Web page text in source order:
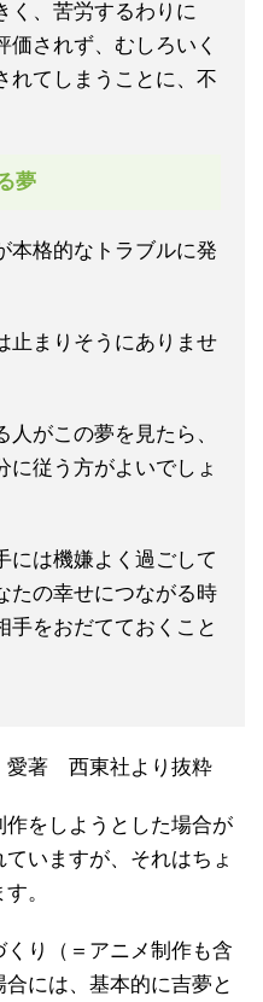
く、苦労するわりに
価されず、むしろいく
れてしまうことに、不
夢
本格的なトラブルに発
止まりそうにありませ
がこの夢を見たら、
に従う方がよいでしょ
には機嫌よく過ごして
たの幸せにつながる時
手をおだてておくこと
愛著 西東社より抜粋
をしようとした場合が
いますが、それはちょ
。
り（＝アニメ制作も含
には、基本的に吉夢と